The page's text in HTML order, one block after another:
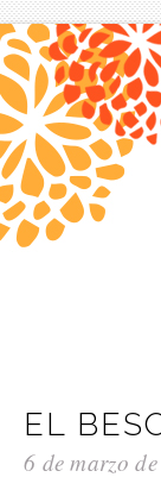
EL
6 de marzo